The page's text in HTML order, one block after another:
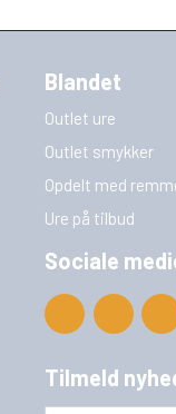
Blandet
Outlet ure
Outlet smykker
Opdelt med
Ure på tilbud
Sociale
Tilmeld